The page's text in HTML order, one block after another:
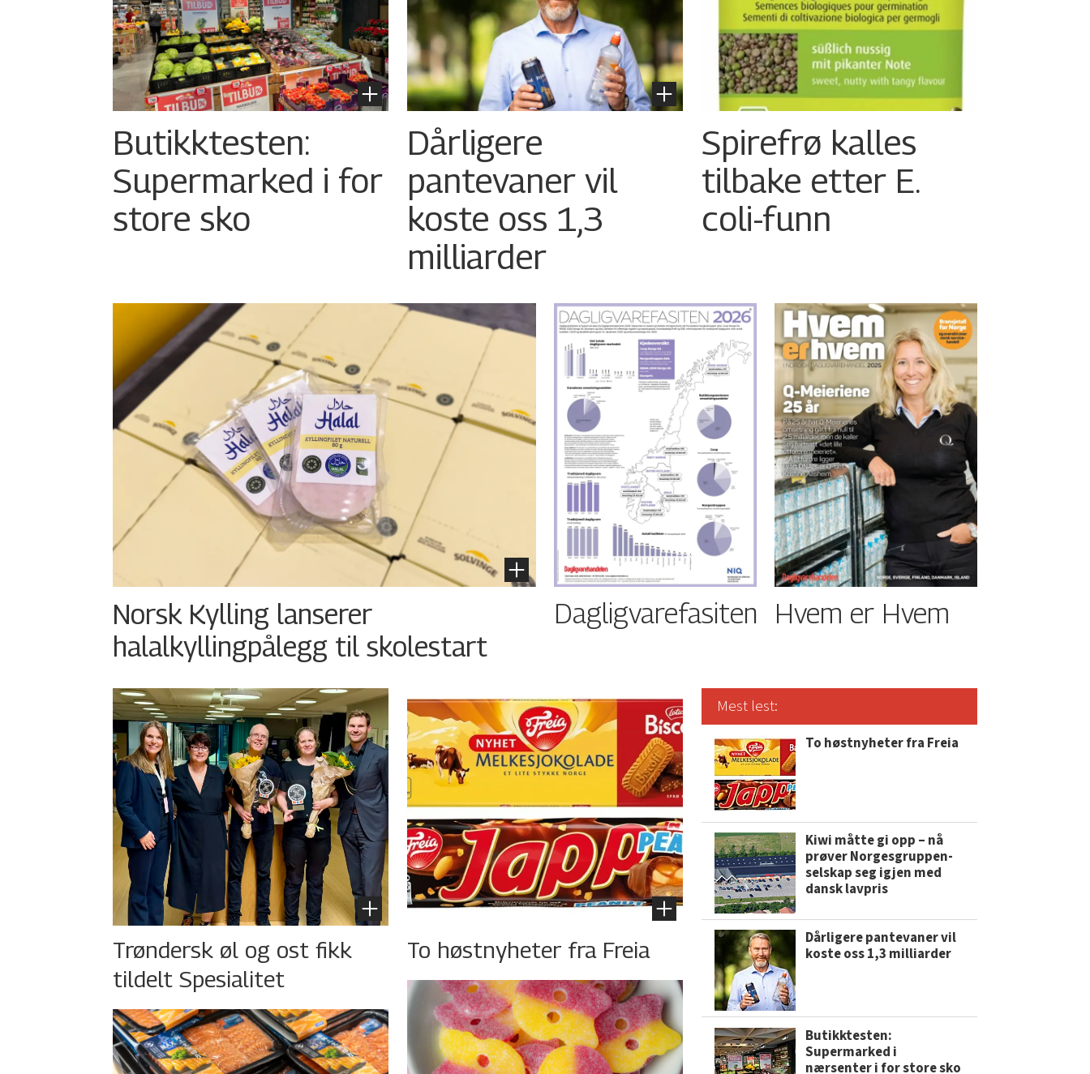
Butikktesten:
Supermarked i for
store sko
Dårligere
pantevaner vil
koste oss 1,3
milliarder
Spirefrø kalles
tilbake etter E.
coli-funn
Norsk Kylling lanserer
halalkyllingpålegg til skolestart
Dagligvarefasiten Hvem er Hvem
Trøndersk øl og ost fikk
tildelt Spesialitet
To høstnyheter fra Freia
Mest lest:
To høstnyheter fra Freia
Kiwi måtte gi opp – nå
prøver Norgesgruppen-
selskap seg igjen med
dansk lavpris
Dårligere pantevaner vil
koste oss 1,3 milliarder
Butikktesten:
Supermarked i
nærsenter i for store sko